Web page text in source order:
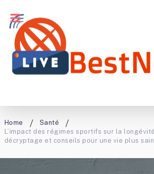
Home
Santé
L’impact des régimes sportifs sur la
décryptage et conseils pour une vie plus